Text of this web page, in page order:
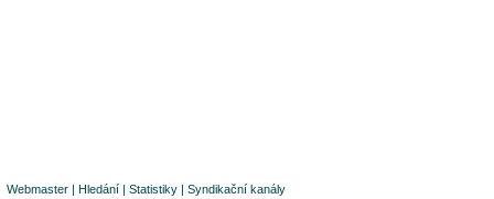
Webmaster | Hledání | Statistiky | Syndikační kanály